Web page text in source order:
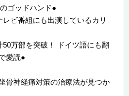
ゴッドハンド●
ビ番組にも出演しているカリ
万部を突破！ ドイツ語にも翻
愛読●
骨神経痛対策の治療法が見つか